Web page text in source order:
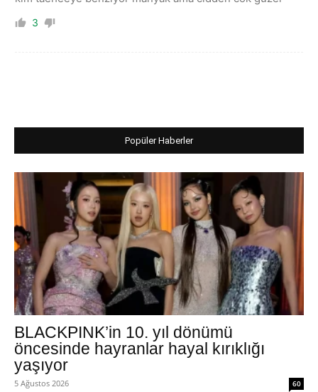
3
Popüler Haberler
BLACKPINK’in 10. yıl dönümü
öncesinde hayranlar hayal kırıklığı
yaşıyor
5 Ağustos 2026 60